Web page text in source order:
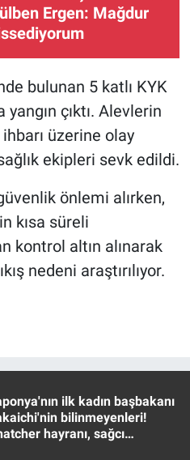
Ergen: Mağdur
bulunan 5 katlı KYK
çıktı. Alevlerin
üzerine olay
ekipleri sevk edildi.
önlemi alırken,
kısa süreli
kontrol altın alınarak
nedeni araştırılıyor.
ilk kadın başbakanı
bilinmeyenleri!
hayranı, sağcı